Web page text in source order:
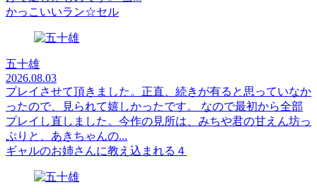
かっこいいラン☆セル
五十雄
2026.08.03
プレイさせて頂きました。正直、続きが有ると思っていなか
ったので、見られて嬉しかったです。 なので最初から全部
プレイし直しました。今作の見所は、みちや君の甘えん坊っ
ぷりと、あきちゃんの...
ギャルのお姉さんに教え込まれる４